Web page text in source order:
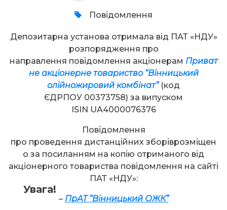
Повідомлення
Увага!
Депозитарна установа отримала від ПАТ «НДУ»
розпорядження про
направлення повідомлення акціонерам Приват
не акціонерне товариство “Вінницький
олійножировий комбінат” (код
ЄДРПОУ 00373758) за випуском
ISIN UA4000076376
Повідомлення
про проведення дистанційних зборіврозміщен
о за посиланням на копію отриманого від
акціонерного товариства повідомлення на сайті
ПАТ «НДУ»:
– ПрАТ “Вінницький ОЖК”